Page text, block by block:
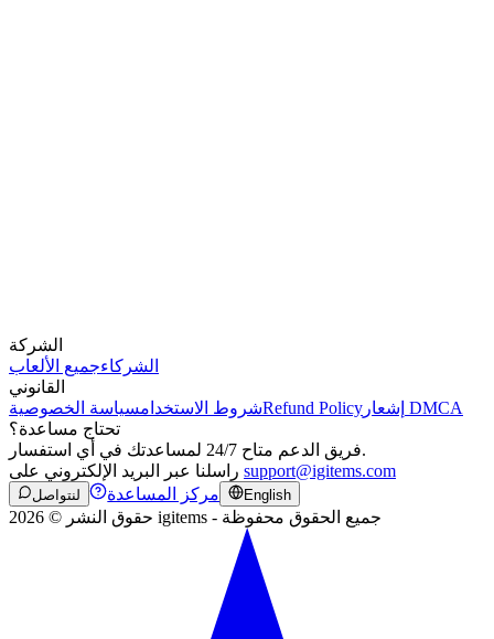
الشركة
الشركاءجميع الألعاب
القانوني
شروط الاستخدامسياسة الخصوصية Refund Policy
إشعار DMCA
تحتاج مساعدة؟
فريق الدعم متاح 24/7 لمساعدتك في أي استفسار.
support@igitems.com
لنتواصل مركز المساعدة English
حقوق النشر © 2026 igitems - جميع الحقوق محفوظة